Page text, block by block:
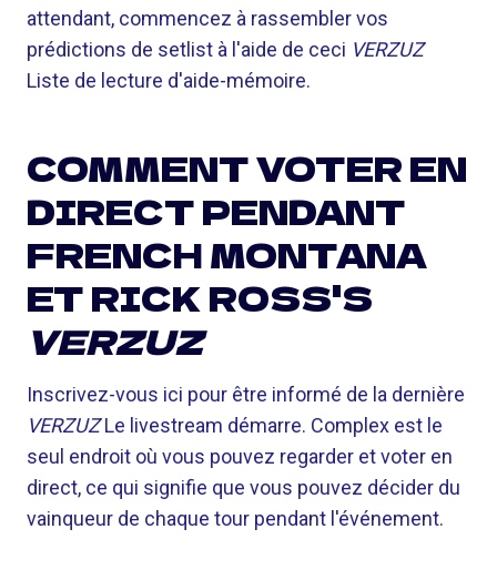
attendant, commencez à rassembler vos
prédictions de setlist à l'aide de ceci VERZUZ
Liste de lecture d'aide-mémoire.
COMMENT VOTER EN
DIRECT PENDANT
FRENCH MONTANA
ET RICK ROSS'S
VERZUZ
Inscrivez-vous ici pour être informé de la dernière
VERZUZLe livestream démarre. Complex est le
seul endroit où vous pouvez regarder et voter en
direct, ce qui signifie que vous pouvez décider du
vainqueur de chaque tour pendant l'événement.